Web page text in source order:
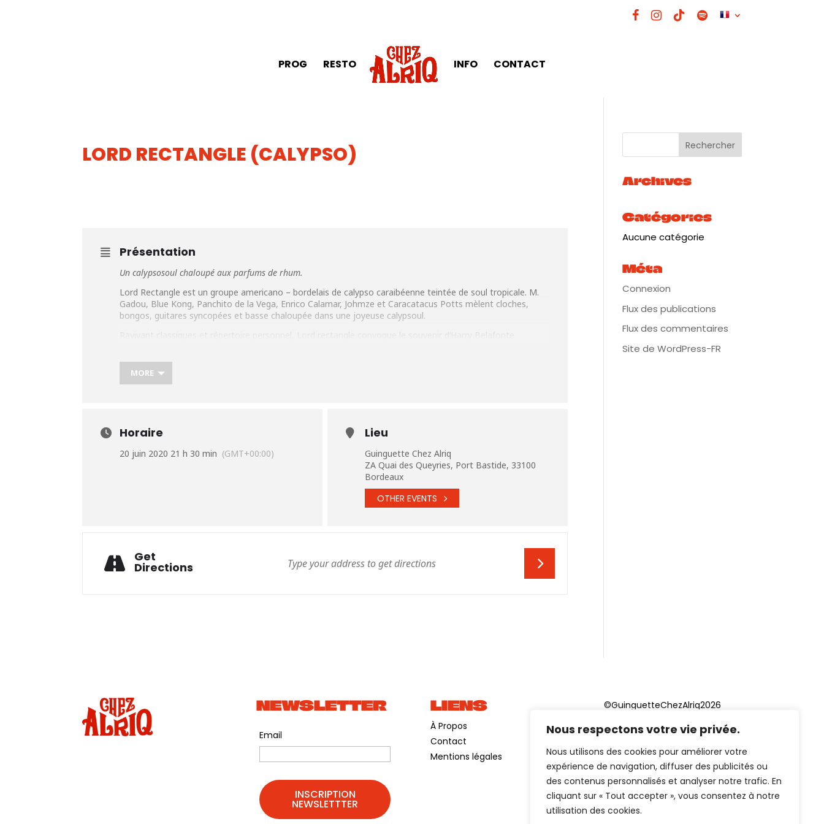
Nous respectons votre vie privée.
Nous utilisons des cookies pour améliorer votre
expérience de navigation, diffuser des publicités ou
des contenus personnalisés et analyser notre trafic. En
cliquant sur « Tout accepter », vous consentez à notre
utilisation des cookies.
PROG RESTO INFO CONTACT
LORD RECTANGLE (CALYPSO)
Présentation
Un calypsosoul chaloupé aux parfums de rhum.
Lord Rectangle est un groupe americano – bordelais de calypso caraibéenne teintée de soul tropicale. M.
Gadou, Blue Kong, Panchito de la Vega, Enrico Calamar, Johmze et Caracatacus Potts mèlent cloches,
bongos, guitares syncopées et basse chaloupée dans une joyeuse calypsoul.
MORE
Horaire
20 juin 2020 21 h 30 min (GMT+00:00)
Lieu
Guinguette Chez Alriq
ZA Quai des Queyries, Port Bastide, 33100
Bordeaux
OTHER EVENTS
Get
Directions
Archives
Catégories
Aucune catégorie
Méta
Connexion
Flux des publications
Flux des commentaires
Site de WordPress-FR
NEWSLETTER
Email
LIENS
À Propos
Contact
Mentions légales
©GuinguetteChezAlriq2026
Création site internet YOSOY